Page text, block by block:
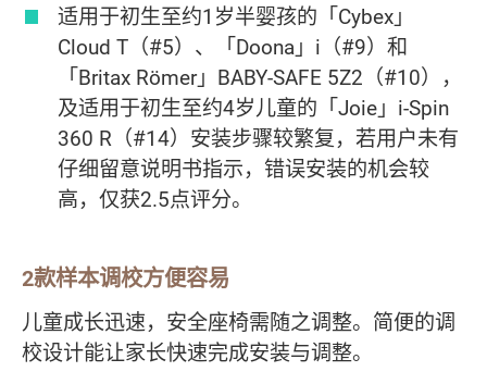
适用于初生至约1岁半婴孩的「Cybex」
Cloud T（#5）、「Doona」i（#9）和
「Britax Römer」BABY-SAFE 5Z2（#10），
及适用于初生至约4岁儿童的「Joie」i-Spin
360 R（#14）安装步骤较繁复，若用户未有
仔细留意说明书指示，错误安装的机会较
高，仅获2.5点评分。
2款样本调校方便容易
儿童成长迅速，安全座椅需随之调整。简便的调
校设计能让家长快速完成安装与调整。